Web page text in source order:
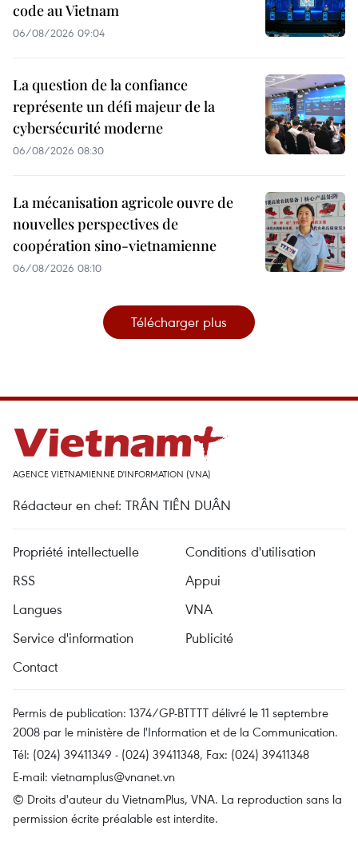
code au Vietnam
06/08/2026 09:04
La question de la confiance
représente un défi majeur de la
cybersécurité moderne
06/08/2026 08:30
La mécanisation agricole ouvre de
nouvelles perspectives de
coopération sino-vietnamienne
06/08/2026 08:10
Télécharger plus
AGENCE VIETNAMIENNE D'INFORMATION (VNA)
Rédacteur en chef: TRÂN TIÊN DUÂN
Propriété intellectuelle
Conditions d'utilisation
RSS
Appui
Langues
VNA
Service d'information
Publicité
Contact
Permis de publication: 1374/GP-BTTTT délivré le 11 septembre
2008 par le ministère de l'Information et de la Communication.
Tél: (024) 39411349 - (024) 39411348, Fax: (024) 39411348
E-mail: vietnamplus@vnanet.vn
© Droits d'auteur du VietnamPlus, VNA. La reproduction sans la
permission écrite préalable est interdite.